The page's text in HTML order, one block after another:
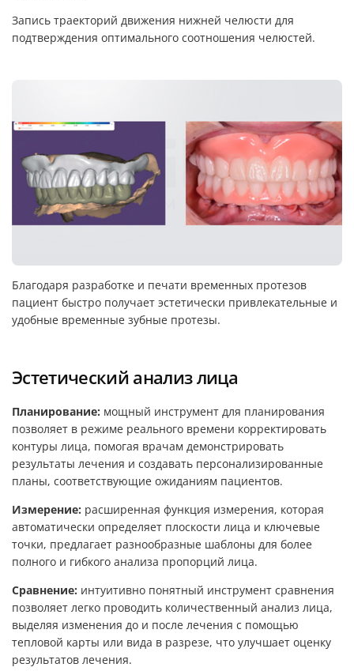
Запись траекторий движения нижней челюсти для
подтверждения оптимального соотношения челюстей.
Благодаря разработке и печати временных протезов
пациент быстро получает эстетически привлекательные и
удобные временные зубные протезы.
Эстетический анализ лица
Планирование: мощный инструмент для планирования
позволяет в режиме реального времени корректировать
контуры лица, помогая врачам демонстрировать
результаты лечения и создавать персонализированные
планы, соответствующие ожиданиям пациентов.
Измерение: расширенная функция измерения, которая
автоматически определяет плоскости лица и ключевые
точки, предлагает разнообразные шаблоны для более
полного и гибкого анализа пропорций лица.
Сравнение: интуитивно понятный инструмент сравнения
позволяет легко проводить количественный анализ лица,
выделяя изменения до и после лечения с помощью
тепловой карты или вида в разрезе, что улучшает оценку
результатов лечения.